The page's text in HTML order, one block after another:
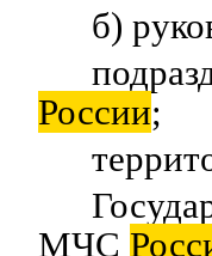
б)
России;
МЧС